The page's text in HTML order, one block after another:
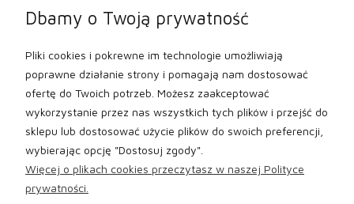
« 1 2 »
Dbamy o Twoją prywatność
Pliki cookies i pokrewne im technologie umożliwiają
poprawne działanie strony i pomagają nam dostosować
ofertę do Twoich potrzeb. Możesz zaakceptować
wykorzystanie przez nas wszystkich tych plików i przejść do
sklepu lub dostosować użycie plików do swoich preferencji,
wybierając opcję "Dostosuj zgody".
Więcej o plikach cookies przeczytasz w naszej Polityce
prywatności.